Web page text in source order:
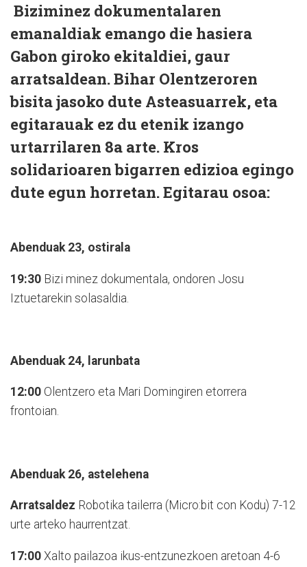
Biziminez dokumentalaren
emanaldiak emango die hasiera
Gabon giroko ekitaldiei, gaur
arratsaldean. Bihar Olentzeroren
bisita jasoko dute Asteasuarrek, eta
egitarauak ez du etenik izango
urtarrilaren 8a arte. Kros
solidarioaren bigarren edizioa egingo
dute egun horretan. Egitarau osoa:
Abenduak 23, ostirala
19:30 Bizi minez dokumentala, ondoren Josu
Iztuetarekin solasaldia.
Abenduak 24, larunbata
12:00 Olentzero eta Mari Domingiren etorrera
frontoian.
Abenduak 26, astelehena
Arratsaldez Robotika tailerra (Micro:bit con Kodu) 7-12
urte arteko haurrentzat.
17:00 Xalto pailazoa ikus-entzunezkoen aretoan 4-6